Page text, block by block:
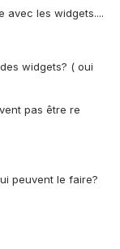
avec les widgets....
widgets? ( oui
pas être re
peuvent le faire?